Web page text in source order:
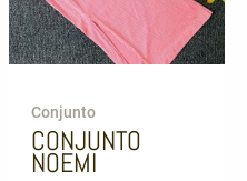
Conjunto
CONJUNTO
NOEMI